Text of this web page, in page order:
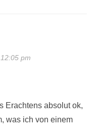
pm
Erachtens absolut ok,
was ich von einem